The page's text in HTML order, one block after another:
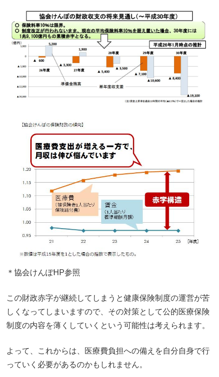
＊協会けんぽHP参照
この財政赤字が継続してしまうと健康保険制度の運営が苦
しくなってしまいますので、その対策として公的医療保険
制度の内容を薄くしていくという可能性は考えられます。
よって、これからは、医療費負担への備えを自分自身で行
っていく必要があるのかもしれません。